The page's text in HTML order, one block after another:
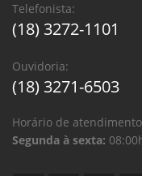
Telefonista:
(18) 3272-1101
Ouvidoria:
(18) 3271-6503
Horário de
Segunda à sexta: